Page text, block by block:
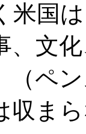
米国
、文
（ペ
収ま